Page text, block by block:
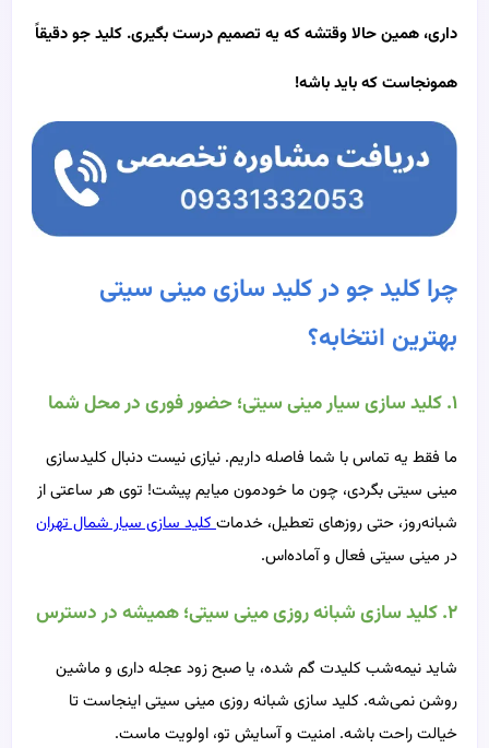
داری، همین حالا وقتشه که یه تصمیم درست بگیری. کلید جو دقیقاً
همونجاست که باید باشه!
چرا کلید جو در کلید سازی مینی سیتی
بهترین انتخابه؟
۱. کلید سازی سیار مینی سیتی؛ حضور فوری در محل شما
ما فقط یه تماس با شما فاصله داریم. نیازی نیست دنبال کلیدسازی
مینی سیتی بگردی، چون ما خودمون میایم پیشت! توی هر ساعتی از
شبانه‌روز، حتی روزهای تعطیل، خدماتکلید سازی سیار شمال تهران
در مینی سیتی فعال و آماده‌اس.
۲. کلید سازی شبانه روزی مینی سیتی؛ همیشه در دسترس
شاید نیمه‌شب کلیدت گم شده، یا صبح زود عجله داری و ماشین
روشن نمی‌شه. کلید سازی شبانه روزی مینی سیتی اینجاست تا
خیالت راحت باشه. امنیت و آسایش تو، اولویت ماست.